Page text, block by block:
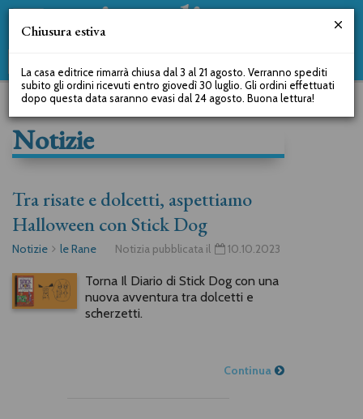
Notizie
Tra risate e dolcetti, aspettiamo
Halloween con Stick Dog
Notizie le Rane Notizia pubblicata il 10.10.2023
Torna Il Diario di Stick Dog con una
nuova avventura tra dolcetti e
scherzetti.
Continua
Chiusura estiva
La casa editrice rimarrà chiusa dal 3 al 21 agosto. Verranno spediti
subito gli ordini ricevuti entro giovedì 30 luglio. Gli ordini effettuati
dopo questa data saranno evasi dal 24 agosto. Buona lettura!